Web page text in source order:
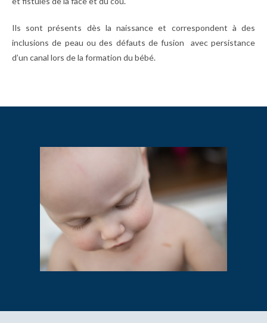
Ils sont présents dès la naissance et correspondent à des
inclusions de peau ou des défauts de fusion avec persistance
d’un canal lors de la formation du bébé.